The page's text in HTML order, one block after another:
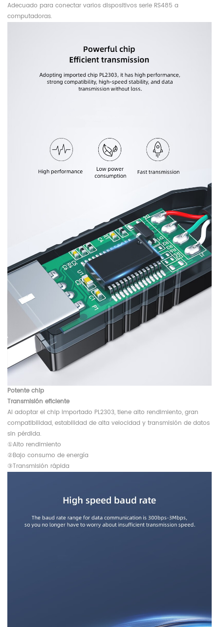
Adecuado para conectar varios dispositivos serie RS485 a
computadoras.
Potente chip
Transmisión eficiente
Al adoptar el chip importado PL2303, tiene alto rendimiento, gran
compatibilidad, estabilidad de alta velocidad y transmisión de datos
sin pérdida.
①Alto rendimiento
②Bajo consumo de energía
③Transmisión rápida